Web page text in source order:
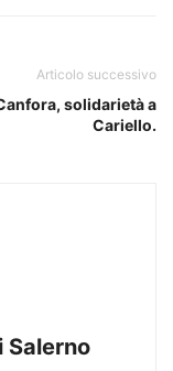
Articolo successivo
solidarietà a
Cariello.
Salerno